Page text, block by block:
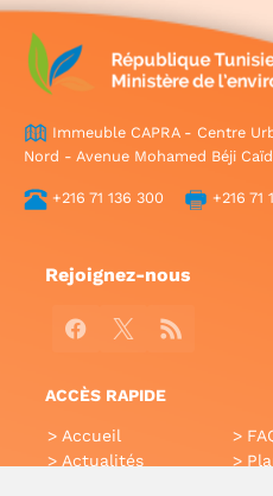
Immeuble CAPRA - Centre
Nord - Avenue Mohamed Béji
+216 71 136 300 +216 71
Rejoignez-nous
Facebook
X RSS
ACCÈS RAPIDE
Accueil
Actualités